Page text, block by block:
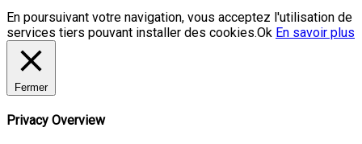
En poursuivant votre navigation, vous acceptez l'utilisation de
services tiers pouvant installer des cookies.Ok En savoir plus
Fermer
Privacy Overview